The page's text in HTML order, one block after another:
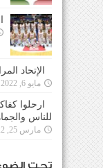
الإتحاد
مايو 6, 2022
ارحلوا
للناس
مارس 25, 2022
تحت